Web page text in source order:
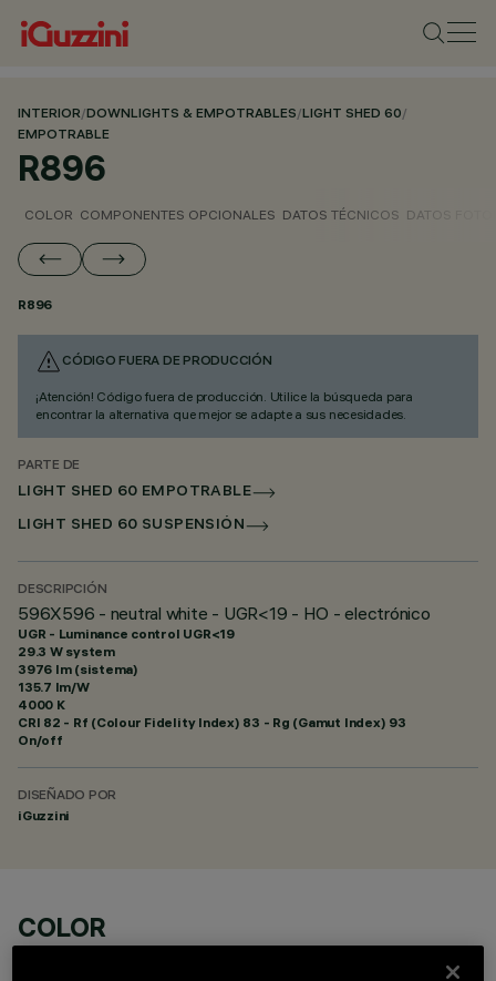
INTERIOR/DOWNLIGHTS & EMPOTRABLES/LIGHT SHED 60/
EMPOTRABLE
R896
COLOR COMPONENTES OPCIONALES DATOS TÉCNICOS DATOS
R896
CÓDIGO FUERA DE PRODUCCIÓN
¡Atención! Código fuera de producción. Utilice la búsqueda para
encontrar la alternativa que mejor se adapte a sus necesidades.
PARTE DE
LIGHT SHED 60 EMPOTRABLE
LIGHT SHED 60 SUSPENSIÓN
DESCRIPCIÓN
596X596 - neutral white - UGR<19 - HO - electrónico
UGR - Luminance control UGR<19
29.3 W system
3976 lm (sistema)
135.7 lm/W
4000 K
CRI 82 - Rf (Colour Fidelity Index) 83 - Rg (Gamut Index) 93
On/off
DISEÑADO POR
iGuzzini
COLOR